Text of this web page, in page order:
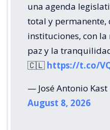
una agenda
total y permanente,
instituciones, con
paz y la
🇨🇱 https://t.co/
— José Antonio Kast
August 8, 2026